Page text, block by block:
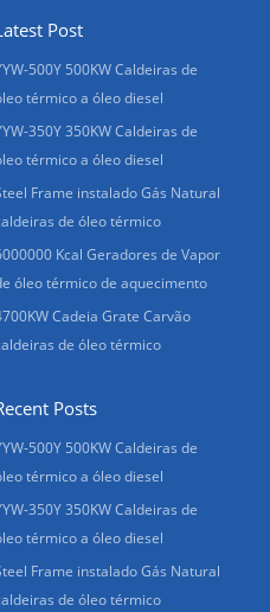
Post
500Y 500KW Caldeiras de
térmico a óleo diesel
350Y 350KW Caldeiras de
térmico a óleo diesel
Frame instalado Gás Natural
de óleo térmico
Kcal Geradores de Vapor
óleo térmico de aquecimento
Cadeia Grate Carvão
de óleo térmico
Posts
500Y 500KW Caldeiras de
térmico a óleo diesel
350Y 350KW Caldeiras de
térmico a óleo diesel
Frame instalado Gás Natural
de óleo térmico